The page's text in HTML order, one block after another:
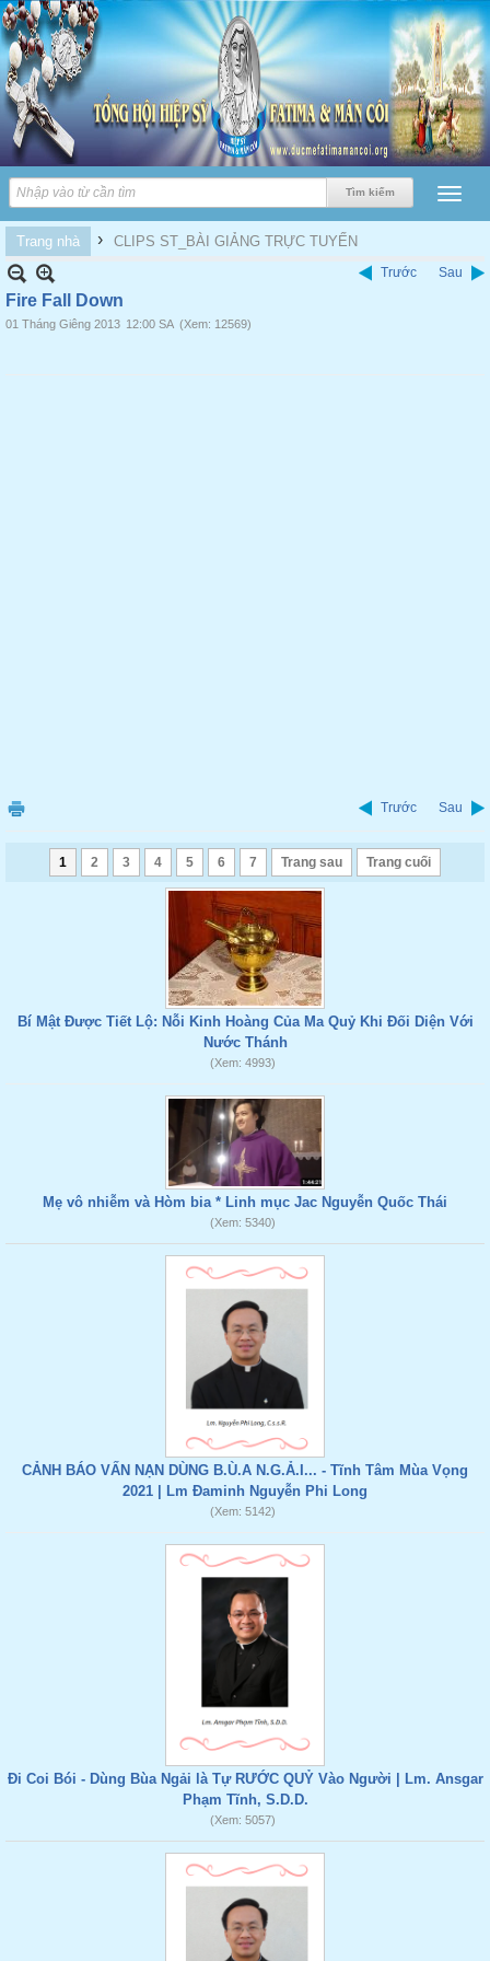
Trang nhà › CLIPS ST_BÀI GIẢNG TRỰC TUYẾN
Trước Sau
Fire Fall Down
01 Tháng Giêng 2013 12:00 SA (Xem: 12569)
Trước Sau
1 2 3 4 5 6 7 Trang sau Trang cuối
Bí Mật Được Tiết Lộ: Nỗi Kinh Hoàng Của Ma Quỷ Khi Đối Diện Với
Nước Thánh
(Xem: 4993)
Mẹ vô nhiễm và Hòm bia * Linh mục Jac Nguyễn Quốc Thái
(Xem: 5340)
CẢNH BÁO VẤN NẠN DÙNG B.Ù.A N.G.Ả.I... - Tĩnh Tâm Mùa Vọng
2021 | Lm Đaminh Nguyễn Phi Long
(Xem: 5142)
Đi Coi Bói - Dùng Bùa Ngải là Tự RƯỚC QUỶ Vào Người | Lm. Ansgar
Phạm Tĩnh, S.D.D.
(Xem: 5057)